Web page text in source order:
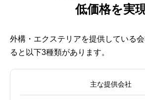
低価格を実
外構・エクステリアを提供している
ると以下3種類があります。
主な提供会社